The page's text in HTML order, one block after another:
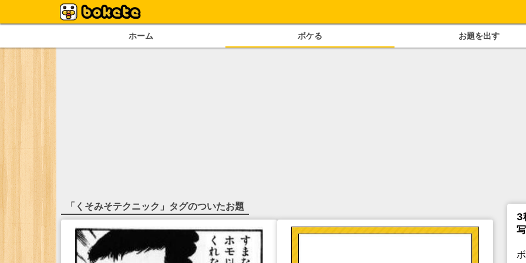
ホーム ボケる お題を出す
「 くそみそテクニック 」タグのついたお題
3